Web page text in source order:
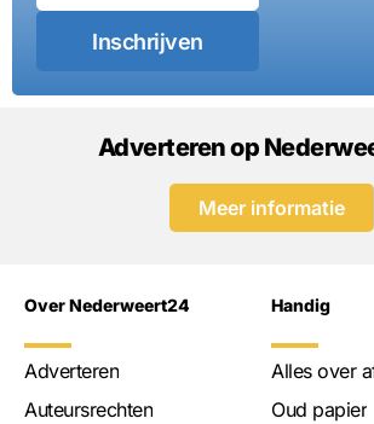
Inschrijven
Adverteren op
Meer informatie
Over Nederweert24
Adverteren
Auteursrechten
Handig
Alles over
Oud papier